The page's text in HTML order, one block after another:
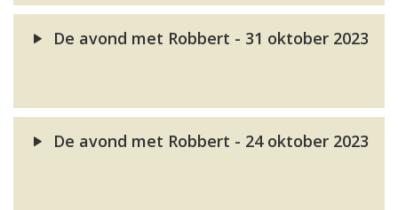
De avond met Robbert - 31 oktober 2023
De avond met Robbert - 24 oktober 2023